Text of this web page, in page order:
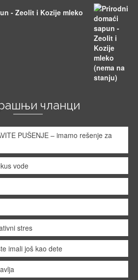
- Zeolit i Kozije mleko
чланци
PUŠENJE – imamo rešenje za
vode
stres
imali još kao dete